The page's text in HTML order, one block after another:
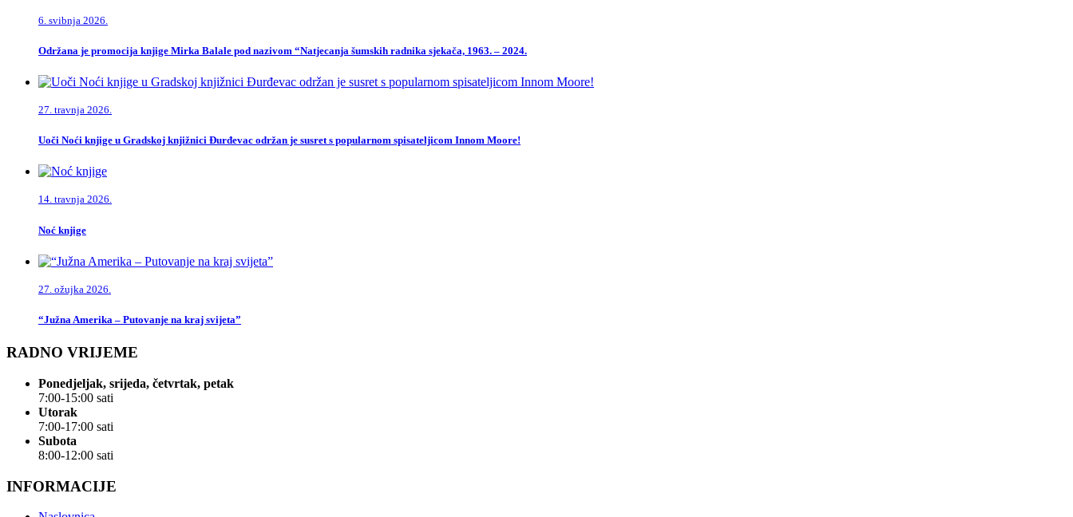
6. svibnja 2026.
Održana je promocija knjige Mirka Balale pod nazivom “Natjecanja šumskih radnika sjekača, 1963. – 2024.
27. travnja 2026.
Uoči Noći knjige u Gradskoj knjižnici Đurđevac održan je susret s popularnom spisateljicom Innom Moore!
14. travnja 2026.
Noć knjige
27. ožujka 2026.
“Južna Amerika – Putovanje na kraj svijeta”
RADNO VRIJEME
Ponedjeljak, srijeda, četvrtak, petak
7:00-15:00 sati
Utorak
7:00-17:00 sati
Subota
8:00-12:00 sati
INFORMACIJE